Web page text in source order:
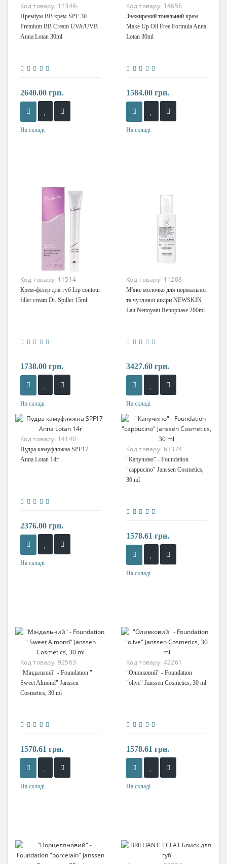
Код товару: 11348-
Преміум BB крем SPF 30
Premium BB Cream UVA/UVB
Anna Lotan 30ml
2640.00 грн.
На складі
Код товару: 14656
Знежирений тональний крем
Make Up Oil Free Formula Anna
Lotan 30ml
1584.00 грн.
На складі
Код товару: 11514-
Крем-філер для губ Lip contour
filler cream Dr. Spiller 15ml
1738.00 грн.
На складі
Код товару: 11208-
М'яке молочко для нормальної
та чутливої шкіри NEWSKIN
Lait Nettoyant Renophase 200ml
3427.60 грн.
На складі
Код товару: 14140
Пудра камуфляжна SPF17
Anna Lotan 14г
2376.00 грн.
На складі
Код товару: 63374
"Капучино" - Foundation
"cappucino" Janssen Cosmetics,
30 ml
1578.61 грн.
На складі
Код товару: 92563
"Міндальний" - Foundation "
Sweet Almond" Janssen
Cosmetics, 30 ml
1578.61 грн.
На складі
Код товару: 42261
"Оливковий" - Foundation
"olive" Janssen Cosmetics, 30 ml
1578.61 грн.
На складі